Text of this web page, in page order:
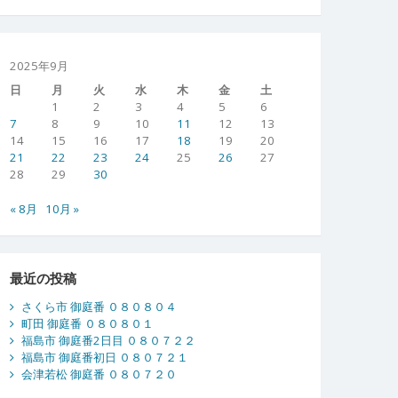
2025年9月
日
月 火 水 木 金
土
1
2 3 4 5
6
7
8 9 10 11 12
13
14
15 16 17 18 19
20
21
22 23 24 25 26
27
28
29 30
« 8月 10月 »
最近の投稿
さくら市 御庭番 ０８０８０４
町田 御庭番 ０８０８０１
福島市 御庭番2日目 ０８０７２２
福島市 御庭番初日 ０８０７２１
会津若松 御庭番 ０８０７２０